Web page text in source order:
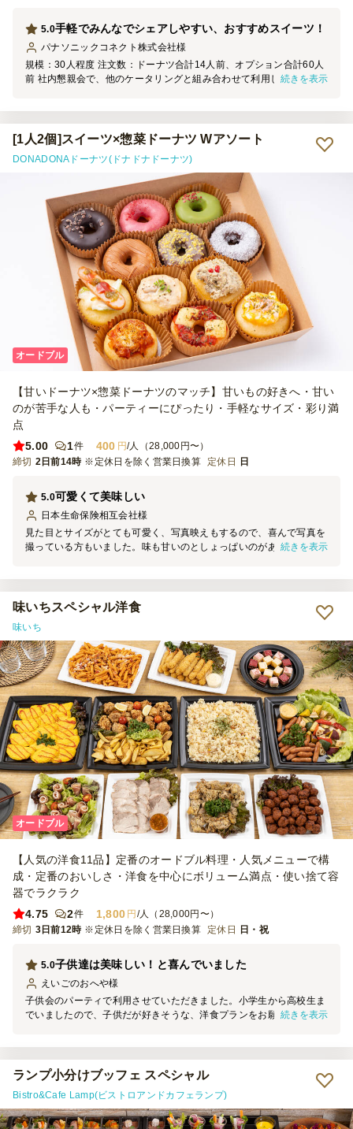
手軽でみんなでシェアしやすい、おすすめスイーツ！
5.0
パナソニックコネクト株式会社様
規模：30人程度 注文数：ドーナツ合計14人前、オプション合計60人
前 社内懇親会で、他のケータリングと組み合わせて利用しました。
な方でも楽しめるので幅広い人に楽しんでいただけます。懇親会では
アルコールも提供していたので、唐揚げやポテトも好評でした。 個
△： 今回の規模約30人に対して、オプションをそれぞれ20人前、合
計60人前分用意すると、ちょうど食べきれるくらいの量でした。その
ため、人数ぴったりで注文すると恐らく物足りないと思います。みん
なでおなか一杯食べたいときは2~2.5倍の量を用意しておくといいで
しょう。 また、小さなドーナツ2つで400円でコスパはそんなに良く
ないので、ドーナツをガッツリ食べたいという方はご注意ください。
コスパはベストではないものの、今回は別のケータリングやお菓子を
用意していたので総合的には大満足でした！また利用したいです。
続きを表示
[1人2個]スイーツ×惣菜ドーナツ Wアソート
DONADONAドーナツ(ドナドナドーナツ)
オードブル
【甘いドーナツ×惣菜ドーナツのマッチ】甘いもの好きへ・甘い
のが苦手な人も・パーティーにぴったり・手軽なサイズ・彩り満
点
5.00
1件 400 円/人（28,000円〜）
締切 2日前14時 ※定休日を除く営業日換算 定休日 日
可愛くて美味しい
5.0
日本生命保険相互会社様
見た目とサイズがとても可愛く、写真映えもするので、喜んで写真を
撮っている方もいました。味も甘いのとしょっぱいのがあり、どちら
す。小分けになっているので、片手で持って食べやすく、持ち帰る際
の衛生面でも安心でした。また利用したいと思います。
続きを表示
味いちスペシャル洋食
味いち
オードブル
【人気の洋食11品】定番のオードブル料理・人気メニューで構
成・定番のおいしさ・洋食を中心にボリューム満点・使い捨て容
器でラクラク
4.75
2件 1,800 円 /人（28,000円〜）
締切 3日前12時 ※定休日を除く営業日換算 定休日 日・祝
子供達は美味しい！と喜んでいました
5.0
えいごのおへや様
子供会のパーティで利用させていただきました。小学生から高校生ま
でいましたので、子供だが好きそうな、洋食プランをお願いしまし
と思います。 紙皿を持ってきていただきましたが、小さいもの1枚だ
ったので、ソースや味が違うものなどを載せるにはちょっと小さすぎ
ましたが、また機会があれば利用させていただきます。ありがとうご
ざいました。
続きを表示
ランプ小分けブッフェ スペシャル
Bistro&Cafe Lamp(ビストロアンドカフェランプ)